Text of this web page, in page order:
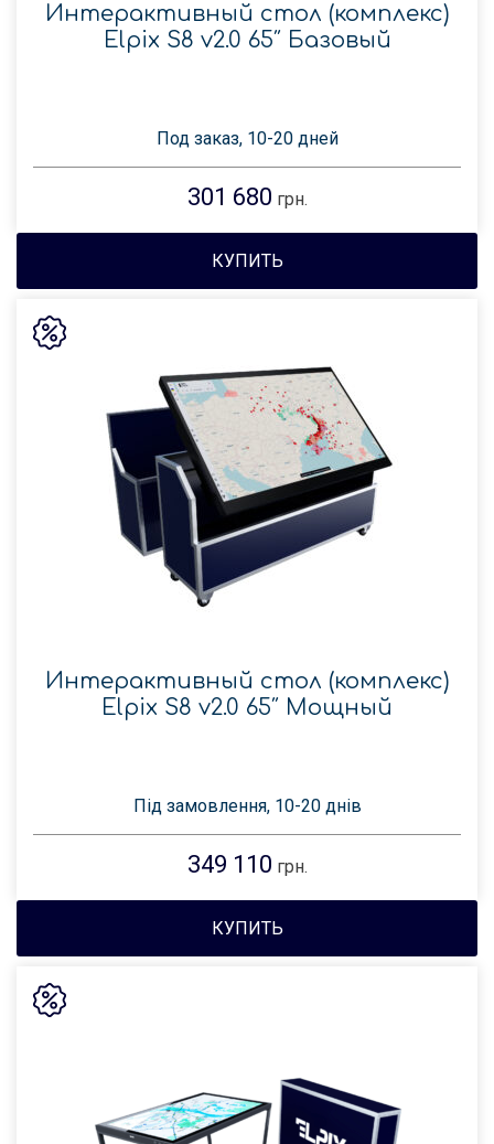
Интерактивный стол (комплекс)
Elpix S8 v2.0 65″ Базовый
Под заказ, 10-20 дней
301 680 грн.
КУПИТЬ
Интерактивный стол (комплекс)
Elpix S8 v2.0 65″ Мощный
Під замовлення, 10-20 днів
349 110 грн.
КУПИТЬ